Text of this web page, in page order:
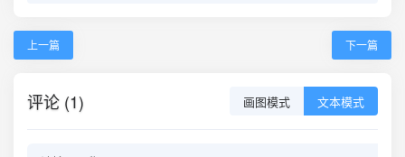
上一篇 下一篇
评论 (1) 画图模式 文本模式